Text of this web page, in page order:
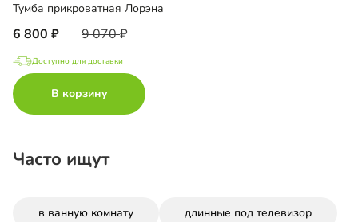
Тумба прикроватная Лорэна
6 800 9 070
Доступно для доставки
В корзину
Часто ищут
в ванную комнату длинные под телевизор